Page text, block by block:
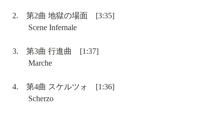
2. 第2曲 地獄の場面 [3:35]
Scene Infernale
3. 第3曲 行進曲 [1:37]
Marche
4. 第4曲 スケルツォ [1:36]
Scherzo